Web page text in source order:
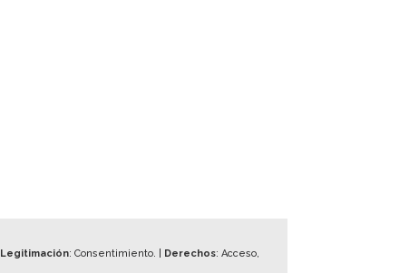
Legitimación: Consentimiento. | Derechos: Acceso,